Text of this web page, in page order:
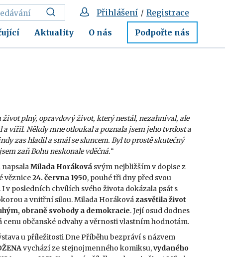
Aktuality O nás Podpořte nás
Přihlášení / Registrace
život plný, opravdový život, který nestál, nezahníval, ale
a vířil. Někdy mne otloukal a poznala jsem jeho tvrdost a
zas hladil a smál se sluncem. Byl to prostě skutečný
zaň Bohu neskonale vděčná.“
napsalaMilada Horáková svým nejbližším v dopise z
věznice24. června 1950, pouhé tři dny před svou
v posledních chvílích svého života dokázala psát s
a vnitřní silou. Milada Horákovázasvětila život
obraně svobody a demokracie. Její osud dodnes
cenu občanské odvahy a věrnosti vlastním hodnotám.
u příležitosti Dne Příběhu bezpráví s názvem
vychází ze stejnojmenného komiksu,vydaného